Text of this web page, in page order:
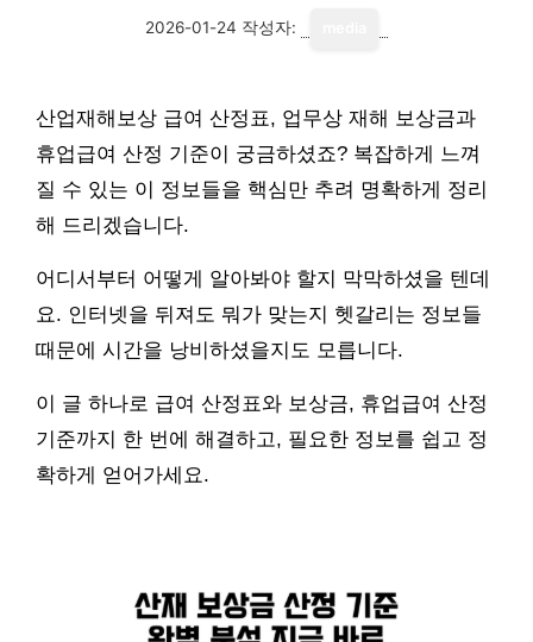
2026-01-24 작성자:
산업재해보상 급여 산정표, 업무상 재해 보상금과
휴업급여 산정 기준이 궁금하셨죠? 복잡하게 느껴
질 수 있는 이 정보들을 핵심만 추려 명확하게 정리
해 드리겠습니다.
어디서부터 어떻게 알아봐야 할지 막막하셨을 텐데
요. 인터넷을 뒤져도 뭐가 맞는지 헷갈리는 정보들
때문에 시간을 낭비하셨을지도 모릅니다.
이 글 하나로 급여 산정표와 보상금, 휴업급여 산정
기준까지 한 번에 해결하고, 필요한 정보를 쉽고 정
확하게 얻어가세요.